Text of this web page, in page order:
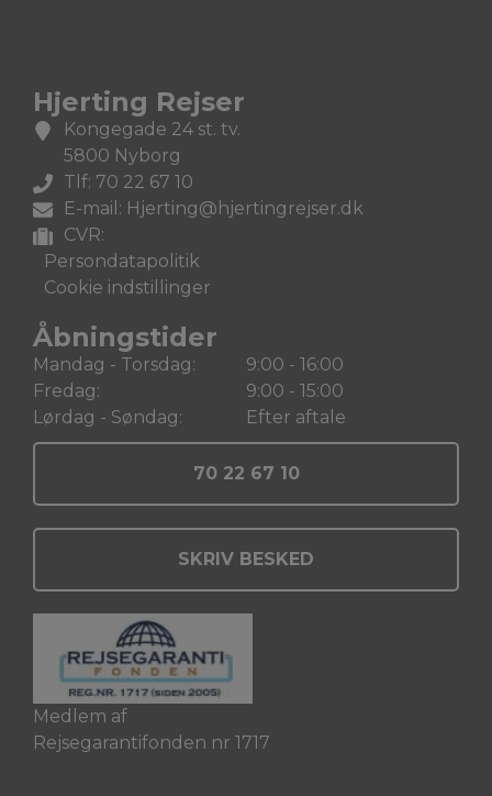
Hjerting Rejser
Kongegade 24 st. tv.
5800 Nyborg
Tlf: 70 22 67 10
E-mail: Hjerting@hjertingrejser.dk
CVR:
Persondatapolitik
Cookie indstillinger
Åbningstider
Mandag - Torsdag:
Fredag:
Lørdag - Søndag:
9:00 - 16:00
9:00 - 15:00
Efter aftale
70 22 67 10
SKRIV BESKED
Medlem af
Rejsegarantifonden nr 1717